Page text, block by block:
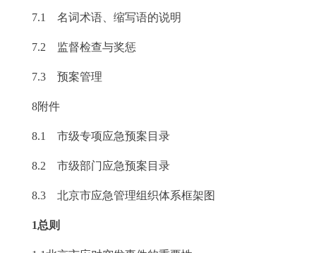
7.1 名词术语、缩写语的说明
7.2 监督检查与奖惩
7.3 预案管理
8附件
8.1 市级专项应急预案目录
8.2 市级部门应急预案目录
8.3 北京市应急管理组织体系框架图
1总则